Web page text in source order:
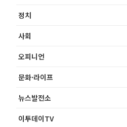
정치
사회
오피니언
문화·라이프
뉴스발전소
이투데이TV